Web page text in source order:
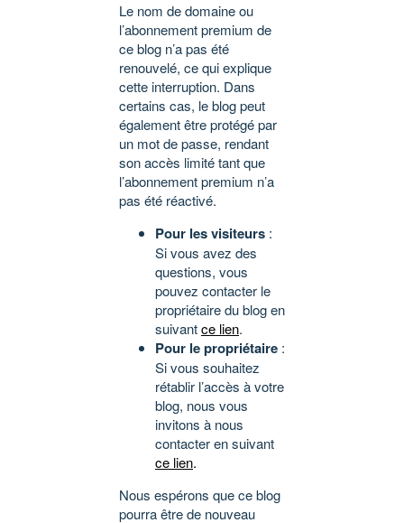
Le nom de domaine ou
l’abonnement premium de
ce blog n’a pas été
renouvelé, ce qui explique
cette interruption. Dans
certains cas, le blog peut
également être protégé par
un mot de passe, rendant
son accès limité tant que
l’abonnement premium n’a
pas été réactivé.
Pour les visiteurs :
Si vous avez des
questions, vous
pouvez contacter le
propriétaire du blog en
suivantce lien.
Pour le propriétaire :
Si vous souhaitez
rétablir l’accès à votre
blog, nous vous
invitons à nous
contacter en suivant
ce lien.
Nous espérons que ce blog
pourra être de nouveau